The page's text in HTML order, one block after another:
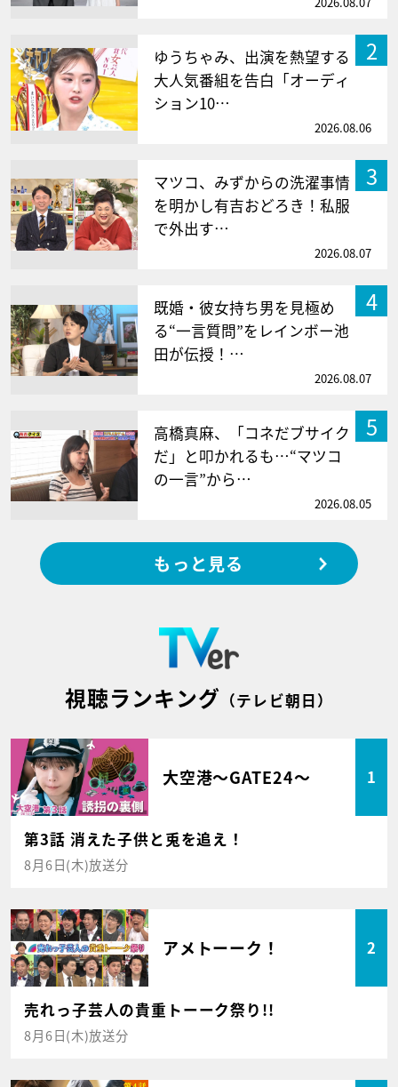
2
ゆうちゃみ、出演を熱望する
大人気番組を告白「オーディ
ション10…
2026.08.06
3
マツコ、みずからの洗濯事情
を明かし有吉おどろき！私服
で外出す…
2026.08.07
4
既婚・彼女持ち男を見極め
る“一言質問”をレインボー池
田が伝授！…
2026.08.07
5
高橋真麻、「コネだブサイク
だ」と叩かれるも…“マツコ
の一言”から…
2026.08.05
もっと見る
視聴ランキング （テレビ朝日）
大空港～GATE24～ 1
第3話 消えた子供と兎を追え！
8月6日(木)放送分
アメトーーク！ 2
売れっ子芸人の貴重トーーク祭り!!
8月6日(木)放送分